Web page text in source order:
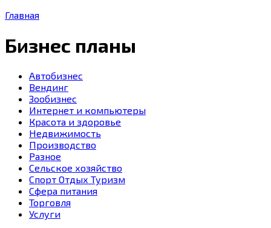
Главная
Бизнес планы
Автобизнес
Вендинг
Зообизнес
Интернет и компьютеры
Красота и здоровье
Недвижимость
Производство
Разное
Сельское хозяйство
Спорт Отдых Туризм
Сфера питания
Торговля
Услуги